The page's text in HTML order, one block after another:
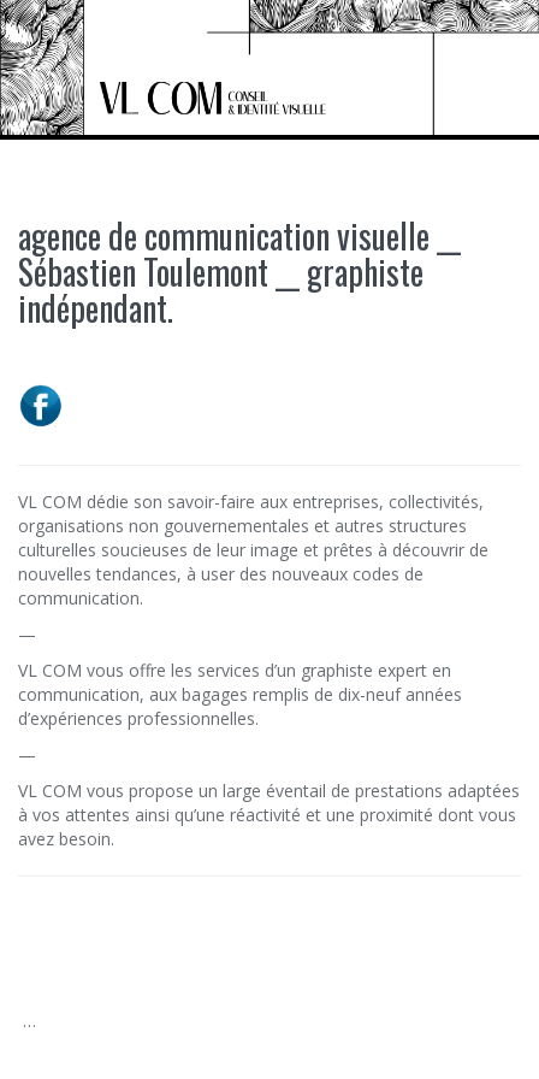
S
k
i
p
t
o
agence de communication visuelle __
Sébastien Toulemont __ graphiste
indépendant.
VL COM dédie son savoir-faire aux entreprises, collectivités,
organisations non gouvernementales et autres structures
culturelles soucieuses de leur image et prêtes à découvrir de
nouvelles tendances, à user des nouveaux codes de
communication.
—
VL COM vous offre les services d’un graphiste expert en
communication, aux bagages remplis de dix-neuf années
d’expériences professionnelles.
—
VL COM vous propose un large éventail de prestations adaptées
à vos attentes ainsi qu’une réactivité et une proximité dont vous
avez besoin.
…